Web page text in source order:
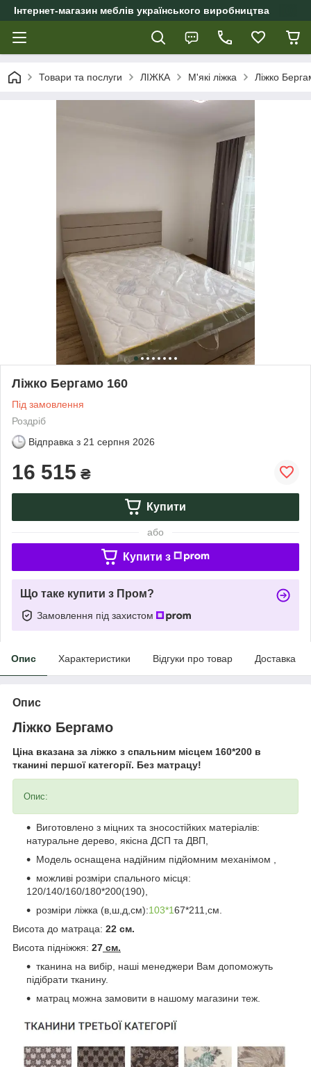
Інтернет-магазин меблів українського виробництва
Товари та послуги ЛІЖКА М'які ліжка Ліжко
Ліжко Бергамо 160
Під замовлення
Роздріб
Відправка з 21 серпня 2026
16 515 ₴
Купити
або
Купити з
Що таке купити з Пром?
Замовлення під захистом
Опис Характеристики Відгуки про товар Доставка
Опис
Ліжко Бергамо
Ціна вказана за ліжко з спальним місцем 160*200 в
тканині першої категорії. Без матрацу!
Опис:
Виготовлено з міцних та зносостійких матеріалів:
натуральне дерево, якісна ДСП та ДВП,
Модель оснащена надійним підйомним механімом ,
можливі розміри спального місця:
120/140/160/180*200(190),
розміри ліжка (в,ш,д,см):103*167*211,см.
Висота до матраца: 22 см.
Висота підніжжя: 27 см.
тканина на вибір, наші менеджери Вам допоможуть
підібрати тканину.
матрац можна замовити в нашому магазини теж.